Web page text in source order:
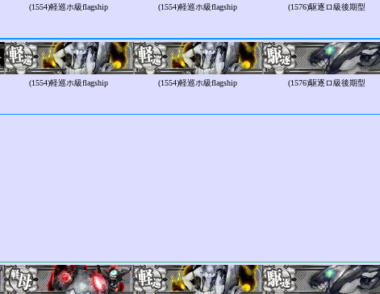
(1554)軽巡ホ級flagship (1554)軽巡ホ級flagship (1576)駆逐ロ級後期型
(1554)軽巡ホ級flagship (1554)軽巡ホ級flagship (1576)駆逐ロ級後期型